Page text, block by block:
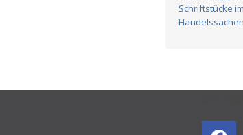
Schriftstücke
Handelssachen